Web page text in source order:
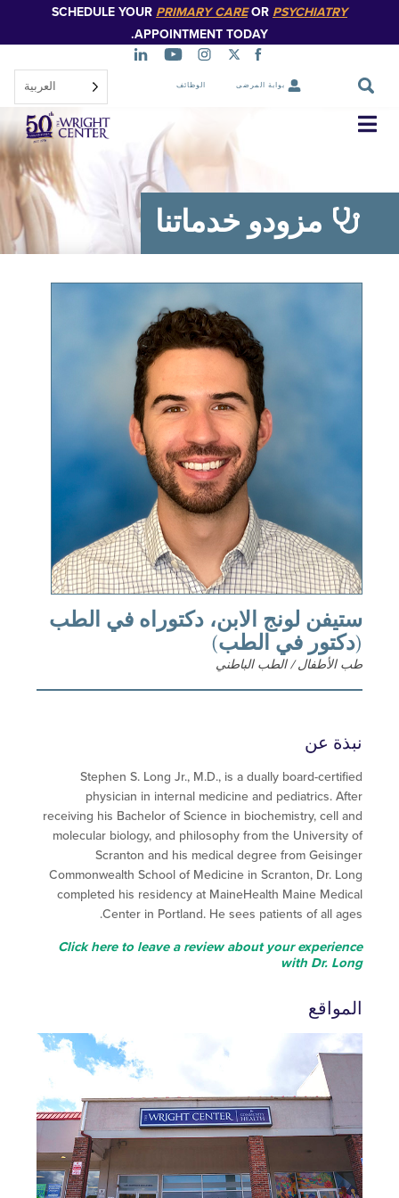
الرئيسي
SCHEDULE YOURPRIMARY CAREOR
APPOINTMENT TODAY.
بوابة المرضى الوظائف العربية‏
تخطي
التنقل
مزودو خدماتنا
لونج الابن، دكتوراه في الطب
في الطب)
/ الطب الباطني
Stephen S. Long Jr., M.D., is a dually board-
physician in internal medicine and pediatrics.
receiving his Bachelor of Science in biochemistry, cell
molecular biology, and philosophy from the
Scranton and his medical degree from
Commonwealth School of Medicine in Scranton, Dr.
completed his residency at MaineHealth Maine
Center in Portland. He sees patients of all
Click here to leave a review about your
with Dr.